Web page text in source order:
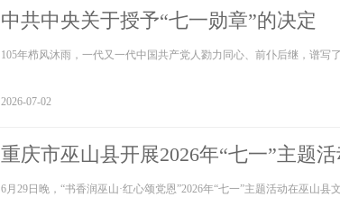
中共中央关于授予“七一勋章”的决定
105年栉风沐雨，一代又一代中国共产党人勠力同心、前仆后继，谱写
2026-07-02
重庆市巫山县开展2026年“七一”主题
6月29日晚，“书香润巫山·红心颂党恩”2026年“七一”主题活动在巫山县